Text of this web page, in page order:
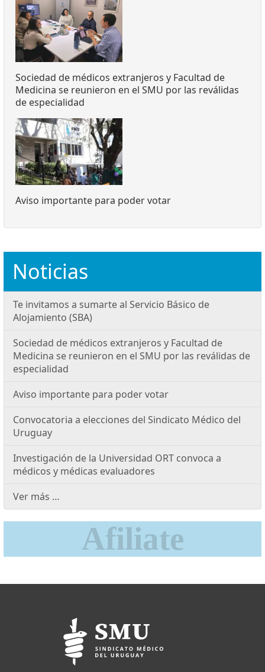
Sociedad de médicos extranjeros y Facultad de
Medicina se reunieron en el SMU por las reválidas
de especialidad
Aviso importante para poder votar
Noticias
Te invitamos a sumarte al Servicio Básico de
Alojamiento (SBA)
Sociedad de médicos extranjeros y Facultad de
Medicina se reunieron en el SMU por las reválidas de
especialidad
Aviso importante para poder votar
Convocatoria a elecciones del Sindicato Médico del
Uruguay
Investigación de la Universidad ORT convoca a
médicos y médicas evaluadores
Ver más …
Afiliate